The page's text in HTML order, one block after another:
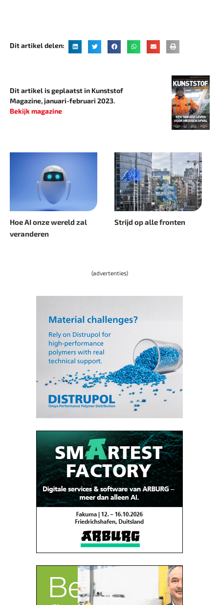
Dit artikel delen:
Dit artikel is geplaatst in Kunststof
Magazine, januari-februari 2023.
Bekijk magazine
Hoe AI onze wereld zal
veranderen
Strijd op alle fronten
(advertenties)